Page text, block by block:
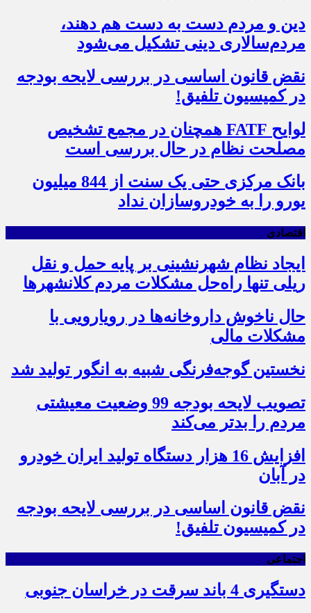
دین و مردم دست به‌ دست هم دهند،
مردم‌سالاری دینی تشکیل می‌شود
نقض قانون اساسی در بررسی لایحه بودجه
در کمیسیون تلفیق!
لوایح FATF همچنان در مجمع تشخیص
مصلحت نظام در حال بررسی است
بانک مرکزی حتی یک سنت از 844 میلیون
یورو را به خودروسازان نداد
اقتصادی
ایجاد نظام شهرنشینی بر پایه حمل و نقل
ریلی تنها راه‌حل مشکلات مردم کلانشهرها
حال ناخوش داروخانه‌ها در رویارویی با
مشکلات مالی
نخستین گوجه‌فرنگی شبیه به انگور تولید شد
تصویب لایحه بودجه 99 وضعیت معیشتی
مردم را بدتر می‌کند
افزایش 16 هزار دستگاه تولید ایران خودرو
در آبان
نقض قانون اساسی در بررسی لایحه بودجه
در کمیسیون تلفیق!
اجتماعی
دستگیری 4 باند سرقت در خراسان جنوبی